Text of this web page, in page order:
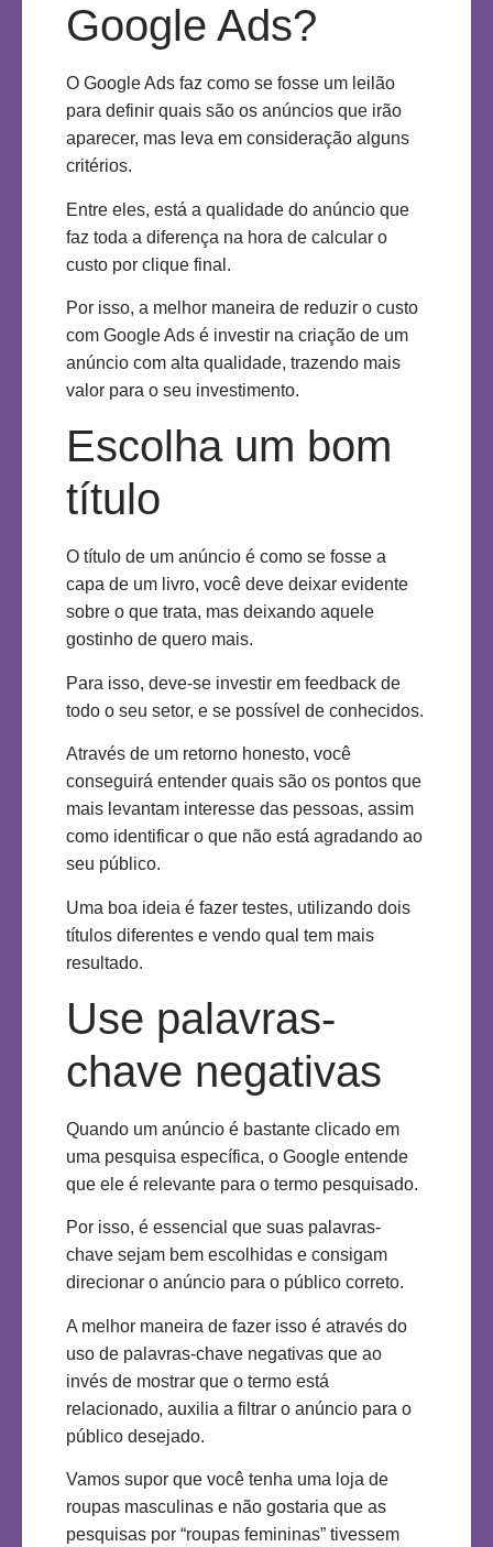
Google Ads?
O Google Ads faz como se fosse um leilão
para definir quais são os anúncios que irão
aparecer, mas leva em consideração alguns
critérios.
Entre eles, está a qualidade do anúncio que
faz toda a diferença na hora de calcular o
custo por clique final.
Por isso, a melhor maneira de reduzir o custo
com Google Ads é investir na criação de um
anúncio com alta qualidade, trazendo mais
valor para o seu investimento.
Escolha um bom
título
O título de um anúncio é como se fosse a
capa de um livro, você deve deixar evidente
sobre o que trata, mas deixando aquele
gostinho de quero mais.
Para isso, deve-se investir em feedback de
todo o seu setor, e se possível de conhecidos.
Através de um retorno honesto, você
conseguirá entender quais são os pontos que
mais levantam interesse das pessoas, assim
como identificar o que não está agradando ao
seu público.
Uma boa ideia é fazer testes, utilizando dois
títulos diferentes e vendo qual tem mais
resultado.
Use palavras-
chave negativas
Quando um anúncio é bastante clicado em
uma pesquisa específica, o Google entende
que ele é relevante para o termo pesquisado.
Por isso, é essencial que suas palavras-
chave sejam bem escolhidas e consigam
direcionar o anúncio para o público correto.
A melhor maneira de fazer isso é através do
uso de palavras-chave negativas que ao
invés de mostrar que o termo está
relacionado, auxilia a filtrar o anúncio para o
público desejado.
Vamos supor que você tenha uma loja de
roupas masculinas e não gostaria que as
pesquisas por “roupas femininas” tivessem